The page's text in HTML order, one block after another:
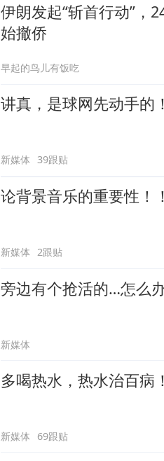
伊朗发起“斩首行动”，
始撤侨
早起的鸟儿有饭吃
讲真，是球网先动手的
新媒体 39跟贴
论背景音乐的重要性！！
新媒体 2跟贴
旁边有个抢活的…怎么
新媒体
多喝热水，热水治百病！
新媒体 69跟贴